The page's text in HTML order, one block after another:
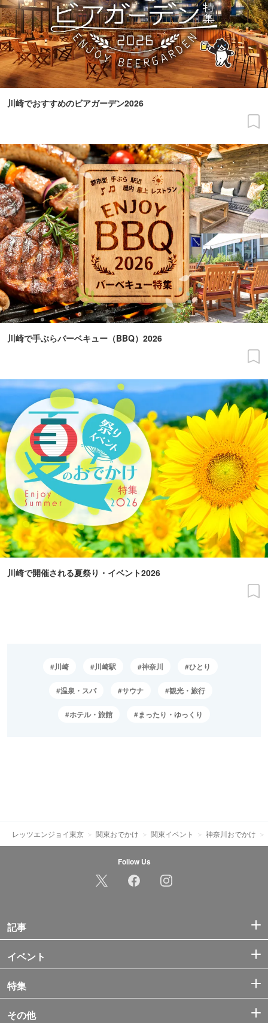
川崎でおすすめのビアガーデン2026
川崎で手ぶらバーベキュー（BBQ）2026
川崎で開催される夏祭り・イベント2026
川崎 川崎駅 神奈川 ひとり
温泉・スパ サウナ 観光・旅行
ホテル・旅館 まったり・ゆっくり
レッツエンジョイ東京 関東おでかけ 関東イベント 神奈川おでかけ
Follow Us
記事
イベント
特集
その他